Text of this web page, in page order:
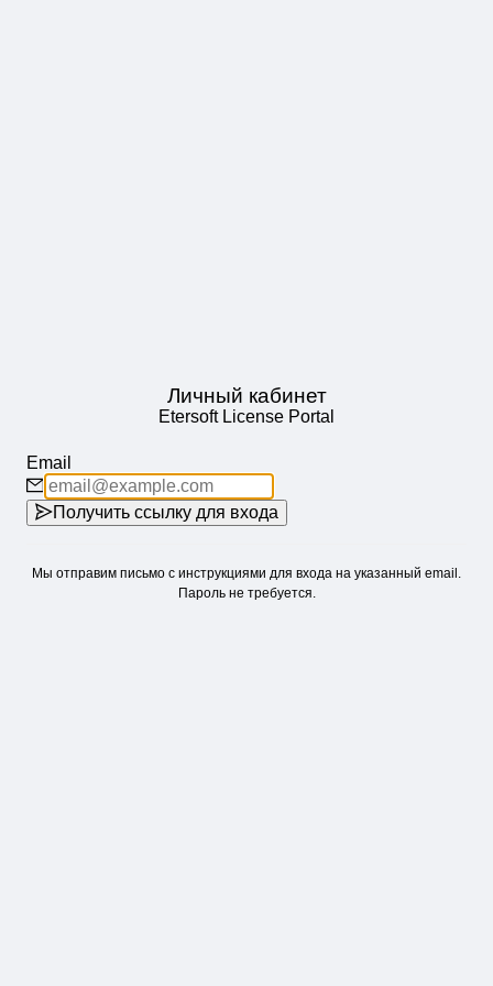
Личный кабинет
Etersoft License Portal
Email
Получить ссылку для входа
Мы отправим письмо с инструкциями для входа на указанный email.
Пароль не требуется.